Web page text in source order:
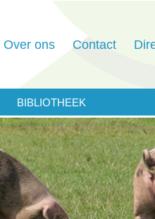
Over ons Contact
BIBLIOTHEEK